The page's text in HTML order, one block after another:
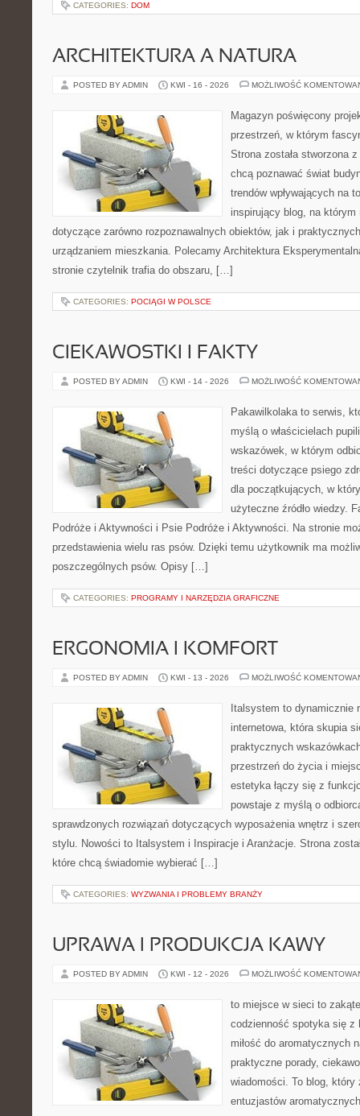
CATEGORIES: DOM
ARCHITEKTURA A NATURA
POSTED BY ADMIN KWI - 16 - 2026 MOŻLIWOŚĆ
Magazyn poświęcony
przestrzeń, w którym
Strona została stworzona
chcą poznawać świat
trendów wpływających na
inspirujący blog, na
dotyczące zarówno rozpoznawalnych obiektów, jak i
urządzaniem mieszkania. Polecamy Architektura
stronie czytelnik trafia do obszaru, […]
CATEGORIES: POCIĄGI W POLSCE
CIEKAWOSTKI I FAKTY
POSTED BY ADMIN KWI - 14 - 2026 MOŻLIWOŚĆ
Pakawilkolaka to serwis,
myślą o właścicielach
wskazówek, w którym
treści dotyczące psiego
dla początkujących, w
użyteczne źródło wiedzy.
Podróże i Aktywności i Psie Podróże i Aktywności. Na stronie
przedstawienia wielu ras psów. Dzięki temu użytkownik ma
poszczególnych psów. Opisy […]
CATEGORIES: PROGRAMY I NARZĘDZIA GRAFICZNE
ERGONOMIA I KOMFORT
POSTED BY ADMIN KWI - 13 - 2026 MOŻLIWOŚĆ
Italsystem to dynamicznie
internetowa, która skupia
praktycznych
przestrzeń do życia i
estetyka łączy się z
powstaje z myślą o
sprawdzonych rozwiązań dotyczących wyposażenia wnętrz i
stylu. Nowości to Italsystem i Inspiracje i Aranżacje. Strona
które chcą świadomie wybierać […]
CATEGORIES: WYZWANIA I PROBLEMY BRANŻY
UPRAWA I PRODUKCJA KAWY
POSTED BY ADMIN KWI - 12 - 2026 MOŻLIWOŚĆ
to miejsce w sieci to
codzienność spotyka się z
miłość do aromatycznych
praktyczne porady,
wiadomości. To blog, który
entuzjastów